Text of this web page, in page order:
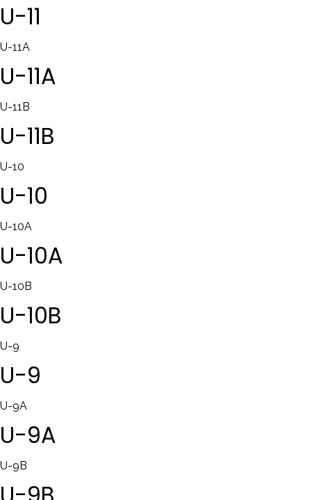
U-11
U-11A
U-11A
U-11B
U-11B
U-10
U-10
U-10A
U-10A
U-10B
U-10B
U-9
U-9
U-9A
U-9A
U-9B